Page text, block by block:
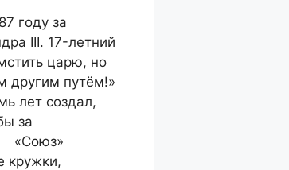
году за
III. 17-летний
царю, но
другим путём!»
лет создал,
за
«Союз»
кружки,